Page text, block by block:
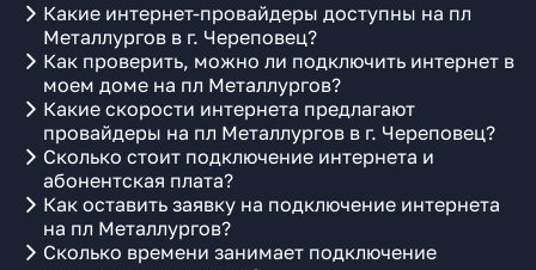
Какие интернет-провайдеры доступны на пл
Металлургов в г. Череповец?
Как проверить, можно ли подключить интернет в
моем доме на пл Металлургов?
Какие скорости интернета предлагают
провайдеры на пл Металлургов в г. Череповец?
Сколько стоит подключение интернета и
абонентская плата?
Как оставить заявку на подключение интернета
на пл Металлургов?
Сколько времени занимает подключение